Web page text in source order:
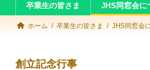
卒業生の皆さま JHS同窓会に
ホーム 卒業生の皆さま JHS同窓会
創立記念行事